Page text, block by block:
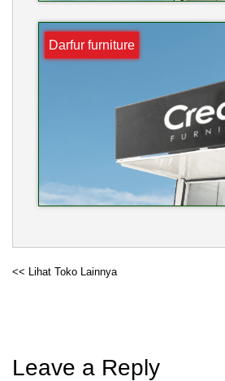
Darfur furniture
<< Lihat Toko Lainnya
Leave a Reply